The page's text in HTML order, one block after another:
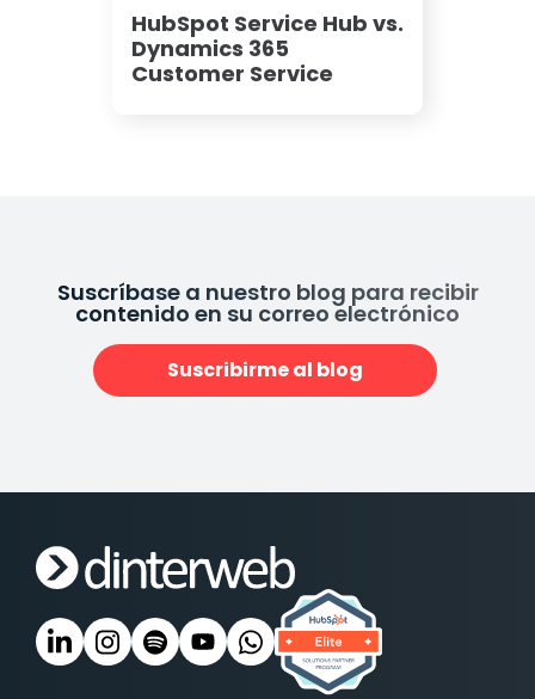
HubSpot Service Hub vs.
Dynamics 365
Customer Service
Suscríbase a nuestro blog para recibir
contenido en su correo electrónico
Suscribirme al blog